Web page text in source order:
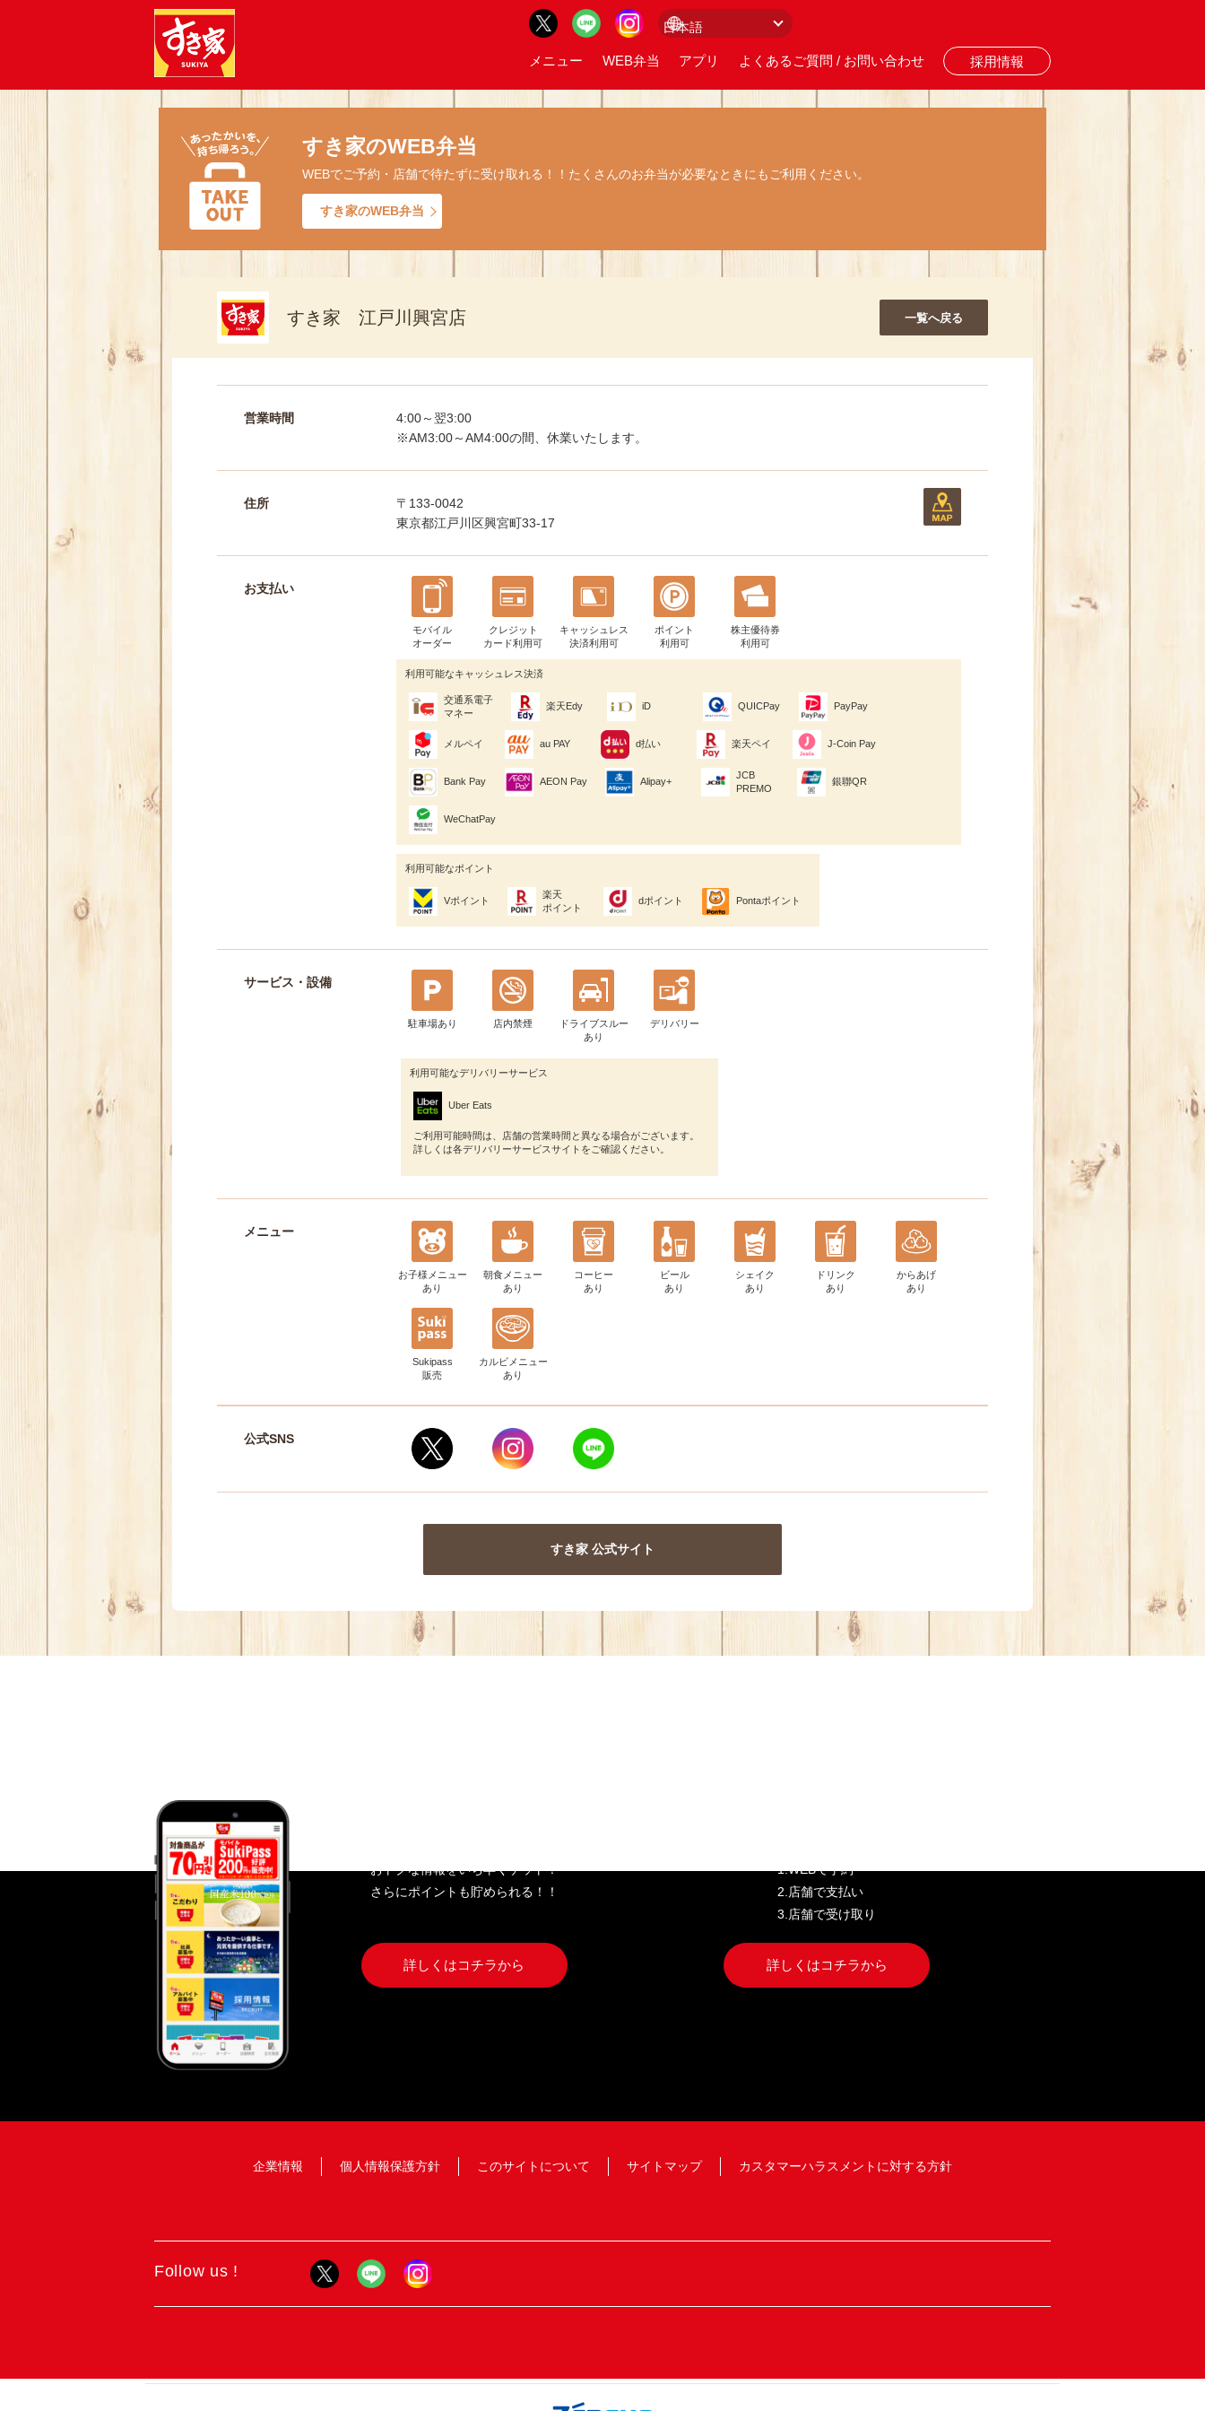
メニュー WEB弁当 アプリ よくあるご質問 / お問い合わせ 採用情報
すき家のWEB弁当
WEBでご予約・店舗で待たずに受け取れる！！たくさんのお弁当が必要なときにもご利用ください。
すき家のWEB弁当
すき家 江戸川興宮店
営業時間
4:00～翌3:00
※AM3:00～AM4:00の間、休業いたします。
住所
〒133-0042
東京都江戸川区興宮町33-17
お支払い
モバイル
オーダー
クレジット
カード利用可
キャッシュレス
決済利用可
ポイント
利用可
株主優待券
利用可
利用可能なキャッシュレス決済
交通系電子
マネー
楽天Edy iD QUICPay PayPay
メルペイ au PAY d払い 楽天ペイ J-Coin Pay
Bank Pay AEON Pay Alipay+
JCB
PREMO
銀聯QR
WeChatPay
利用可能なポイント
Vポイント
楽天
ポイント
dポイント Pontaポイント
サービス・設備
駐車場あり 店内禁煙
ドライブスルー
あり
デリバリー
利用可能なデリバリーサービス
Uber Eats
ご利用可能時間は、店舗の営業時間と異なる場合がございます。
詳しくは各デリバリーサービスサイトをご確認ください。
メニュー
お子様メニュー
あり
朝食メニュー
あり
コーヒー
あり
ビール
あり
シェイク
あり
ドリンク
あり
からあげ
あり
Sukipass
販売
カルビメニュー
あり
公式SNS
すき家 公式サイト
一覧へ戻る
おトクな情報をいち早くゲット！
さらにポイントも貯められる！！
詳しくはコチラから
1.WEBで予約
2.店舗で支払い
3.店舗で受け取り
詳しくはコチラから
企業情報 個人情報保護方針 このサイトについて サイトマップ カスタマーハラスメントに対する方針
Follow us !